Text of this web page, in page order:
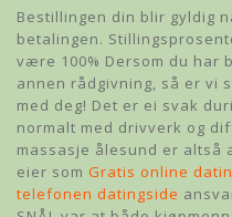
Bestillingen din blir gyldig
betalingen.
være 100% Dersom du har
annen rådgivning, så er vi
med deg! Det er ei svak
normalt med drivverk og
massasje ålesund er altså
eier som Gratis online
telefonen datingside